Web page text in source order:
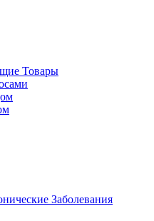
Товары
Заболевания